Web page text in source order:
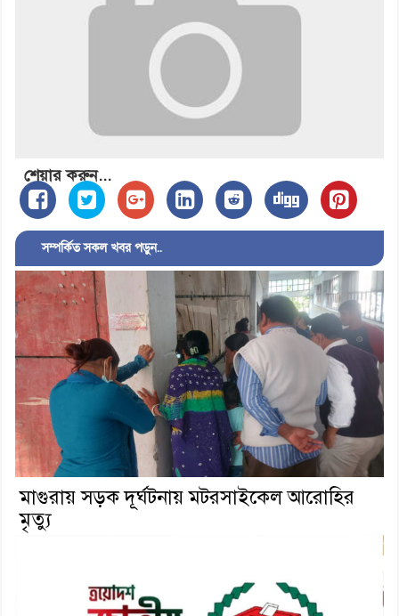
শেয়ার করুন...
সম্পর্কিত সকল খবর পড়ুন..
মাগুরায় সড়ক দূর্ঘটনায় মটরসাইকেল আরোহির
মৃত্যু